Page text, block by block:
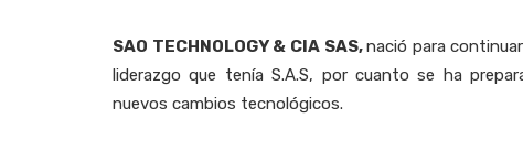
SAO TECHNOLOGY & CIA SAS,nació para
liderazgo que tenía S.A.S, por cuanto se ha
nuevos cambios tecnológicos.